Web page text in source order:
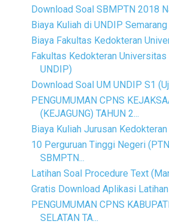
Download Soal SBMPTN 2018
Biaya Kuliah di UNDIP
Biaya Fakultas Kedokteran
Fakultas Kedokteran
UNDIP)
Download Soal UM UNDIP S1
PENGUMUMAN CPNS
(KEJAGUNG) TAHUN 2...
Biaya Kuliah Jurusan
10 Perguruan Tinggi Negeri
SBMPTN...
Latihan Soal Procedure Text
Gratis Download Aplikasi
PENGUMUMAN CPNS
SELATAN TA...